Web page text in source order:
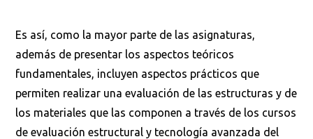
Es así, como la mayor parte de las asignaturas,
además de presentar los aspectos teóricos
fundamentales, incluyen aspectos prácticos que
permiten realizar una evaluación de las estructuras y de
los materiales que las componen a través de los cursos
de evaluación estructural y tecnología avanzada del